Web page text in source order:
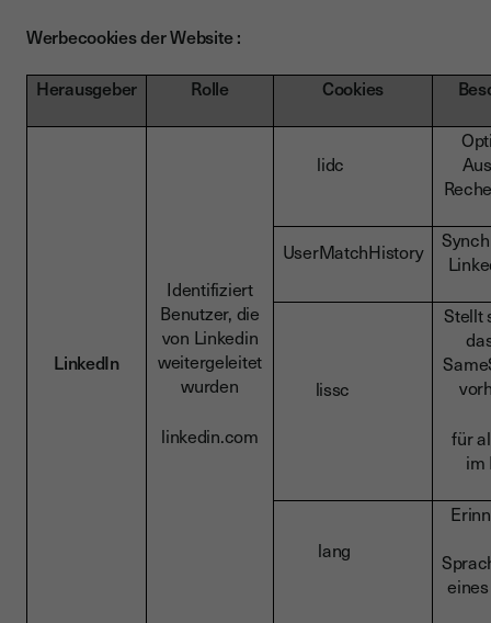
Werbecookies der Website :
Herausgeber
Rolle Cookies
LinkedIn
Identifiziert
Benutzer, die
von Linkedin
weitergeleitet
wurden
linkedin.com
lidc
UserMatchHistory
lissc
Stellt
für
im
lang